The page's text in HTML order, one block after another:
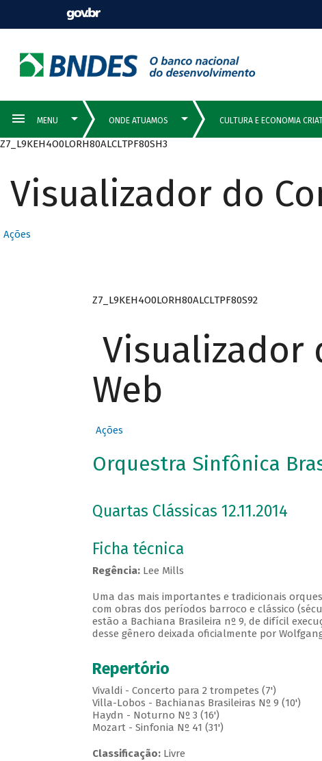
Z7_L9KEH4O0LORH80ALCLTPF80SH3
Visualizador do
Ações
Z7_L9KEH4O0LORH80ALCLTPF80S92
Visualizador
Web
Ações
Orquestra Sinfônica
Quartas Clássicas 12.11.2014
Ficha técnica
Regência:Lee Mills
Uma das mais importantes e tradicionais
com obras dos períodos barroco e clássico
estão a Bachiana Brasileira nº 9, de difícil
desse gênero deixada oficialmente por
Repertório
Vivaldi - Concerto para 2 trompetes (7')
Villa-Lobos - Bachianas Brasileiras Nº 9 (10')
Haydn - Noturno Nº 3 (16')
Mozart - Sinfonia Nº 41 (31')
Classificação:Livre